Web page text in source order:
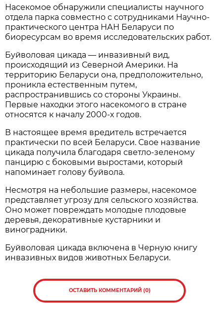
Насекомое обнаружили специалисты научного
отдела парка совместно с сотрудниками Научно-
практического центра НАН Беларуси по
биоресурсам во время исследовательских работ.
Буйволовая цикада — инвазивный вид,
происходящий из Северной Америки. На
территорию Беларуси она, предположительно,
проникла естественным путем,
распространившись со стороны Украины.
Первые находки этого насекомого в стране
относятся к началу 2000-х годов.
В настоящее время вредитель встречается
практически по всей Беларуси. Свое название
цикада получила благодаря светло-зеленому
панцирю с боковыми выростами, который
напоминает голову буйвола.
Несмотря на небольшие размеры, насекомое
представляет угрозу для сельского хозяйства.
Оно может повреждать молодые плодовые
деревья, декоративные кустарники и
виноградники.
Буйволовая цикада включена в Черную книгу
инвазивных видов животных Беларуси.
ОСТАВИТЬ КОММЕНТАРИЙ (0)